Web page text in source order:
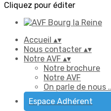
Cliquez pour éditer
Accueil ▴▾
Nous contacter ▴▾
Notre AVF ▴▾
Notre brochure
Notre AVF
On parle de nous
Espace Adhérent